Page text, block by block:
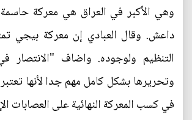
وهي الأكبر في العراق هي معركة
داعش. وقال العبادي إن معركة بيجي
التنظيم ولوجوده. واضاف "الانتصار
وتحريرها بشكل كامل مهم جدا لأنها
في كسب المعركة النهائية على العصابات